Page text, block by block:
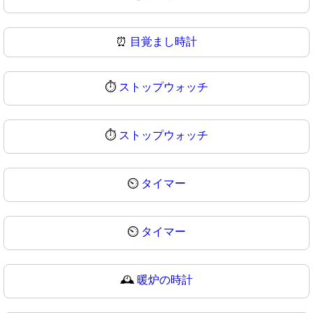
⏰ 目覚まし時計
⏱️ ストップウォッチ
⏱ ストップウォッチ
⏲️ タイマー
⏲ タイマー
🕰️ 暖炉の時計